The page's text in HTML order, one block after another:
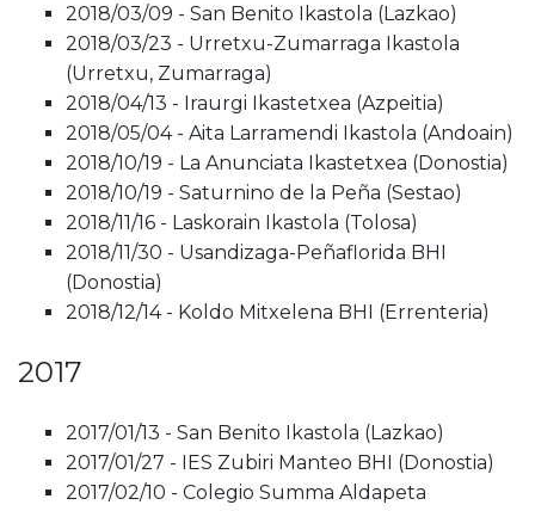
2018/03/09 - San Benito Ikastola (Lazkao)
2018/03/23 - Urretxu-Zumarraga Ikastola
(Urretxu, Zumarraga)
2018/04/13 - Iraurgi Ikastetxea (Azpeitia)
2018/05/04 - Aita Larramendi Ikastola (Andoain)
2018/10/19 - La Anunciata Ikastetxea (Donostia)
2018/10/19 - Saturnino de la Peña (Sestao)
2018/11/16 - Laskorain Ikastola (Tolosa)
2018/11/30 - Usandizaga-Peñaflorida BHI
(Donostia)
2018/12/14 - Koldo Mitxelena BHI (Errenteria)
2017
2017/01/13 - San Benito Ikastola (Lazkao)
2017/01/27 - IES Zubiri Manteo BHI (Donostia)
2017/02/10 - Colegio Summa Aldapeta